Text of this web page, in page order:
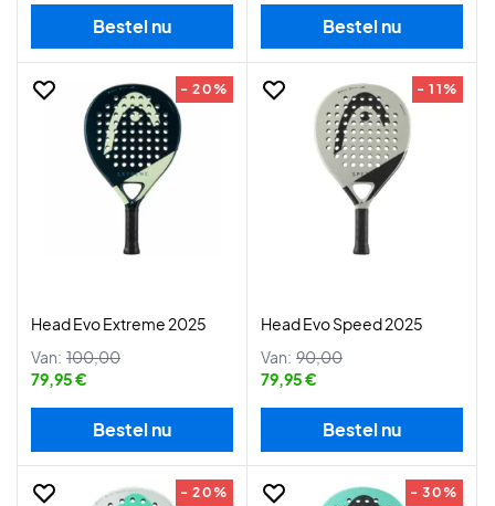
Bestel nu Bestel nu
- 20%
Head Evo Extreme 2025
Van: 100,00
79,95 €
Bestel nu
- 11%
Head Evo Speed 2025
Van: 90,00
79,95 €
Bestel nu
- 20% - 30%